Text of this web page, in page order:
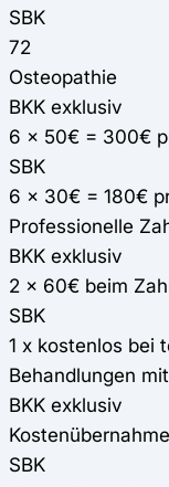
SBK
72
Osteopathie
BKK exklusiv
6 x 50€ = 300€
SBK
6 x 30€ = 180€
Professionelle
BKK exklusiv
2 x 60€ beim
SBK
1 x kostenlos bei
Behandlungen
BKK exklusiv
SBK